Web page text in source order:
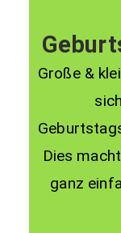
Große &
Dies
ganz